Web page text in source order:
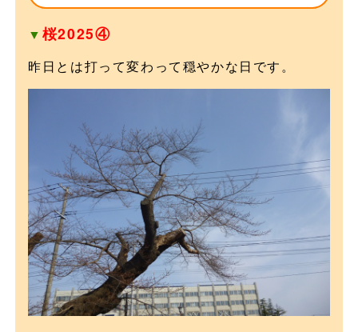
▼ 桜2025④
昨日とは打って変わって穏やかな日です。